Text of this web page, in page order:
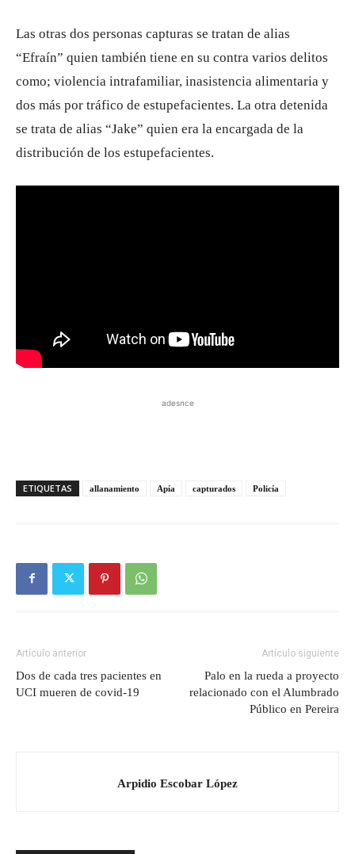
Las otras dos personas capturas se tratan de alias
“Efraín” quien también tiene en su contra varios delitos
como; violencia intrafamiliar, inasistencia alimentaria y
dos más por tráfico de estupefacientes. La otra detenida
se trata de alias “Jake” quien era la encargada de la
distribución de los estupefacientes.
adesnce
ETIQUETAS allanamiento Apía capturados Policía
Artículo anterior
Dos de cada tres pacientes en
UCI mueren de covid-19
Artículo siguiente
Palo en la rueda a proyecto
relacionado con el Alumbrado
Público en Pereira
Arpidio Escobar López